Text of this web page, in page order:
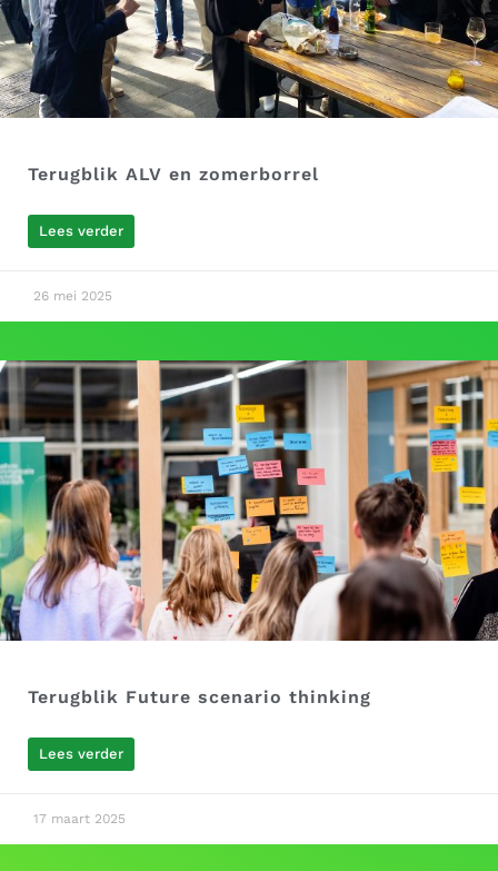
Terugblik ALV en zomerborrel
Lees verder
26 mei 2025
Terugblik Future scenario thinking
Lees verder
17 maart 2025